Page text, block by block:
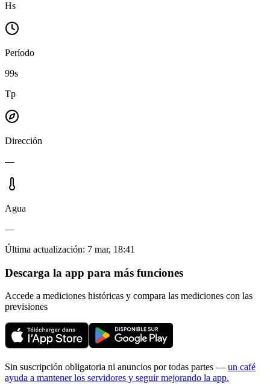
Hs
Período
99s
Tp
Dirección
—
Agua
—
Última actualización: 7 mar, 18:41
Descarga la app para más funciones
Accede a mediciones históricas y compara las mediciones con las
previsiones
Sin suscripción obligatoria ni anuncios por todas partes — un café
ayuda a mantener los servidores y seguir mejorando la app.